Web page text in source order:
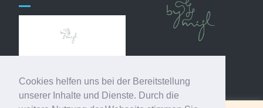
Cookies helfen uns bei der Bereitstellung
unserer Inhalte und Dienste. Durch die
Follow on Instagram